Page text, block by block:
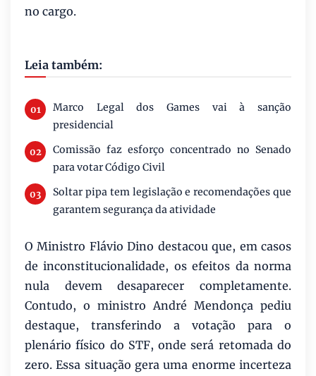
no cargo.
Leia também:
Marco Legal dos Games vai à sanção
presidencial
Comissão faz esforço concentrado no Senado
para votar Código Civil
Soltar pipa tem legislação e recomendações que
garantem segurança da atividade
O Ministro Flávio Dino destacou que, em casos
de inconstitucionalidade, os efeitos da norma
nula devem desaparecer completamente.
Contudo, o ministro André Mendonça pediu
destaque, transferindo a votação para o
plenário físico do STF, onde será retomada do
zero. Essa situação gera uma enorme incerteza